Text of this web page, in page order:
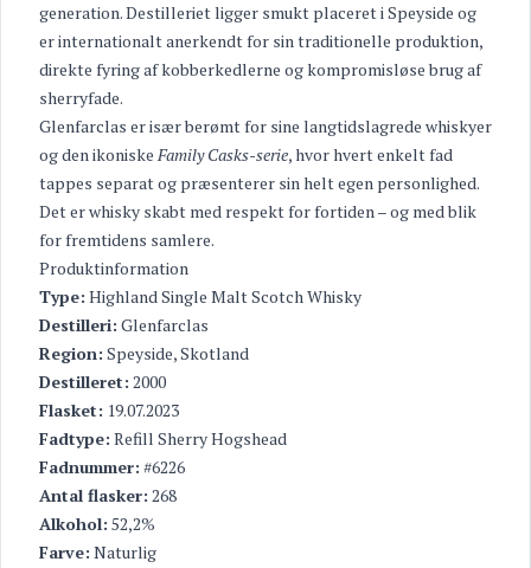
generation. Destilleriet ligger smukt placeret i Speyside og
er internationalt anerkendt for sin traditionelle produktion,
direkte fyring af kobberkedlerne og kompromisløse brug af
sherryfade.
Glenfarclas er især berømt for sine langtidslagrede whiskyer
og den ikoniske Family Casks-serie, hvor hvert enkelt fad
tappes separat og præsenterer sin helt egen personlighed.
Det er whisky skabt med respekt for fortiden – og med blik
for fremtidens samlere.
Produktinformation
Type: Highland Single Malt Scotch Whisky
Destilleri: Glenfarclas
Region: Speyside, Skotland
Destilleret: 2000
Flasket: 19.07.2023
Fadtype: Refill Sherry Hogshead
Fadnummer: #6226
Antal flasker: 268
Alkohol: 52,2%
Farve: Naturlig